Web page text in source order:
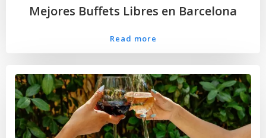
Mejores Buffets Libres en Barcelona
Read more